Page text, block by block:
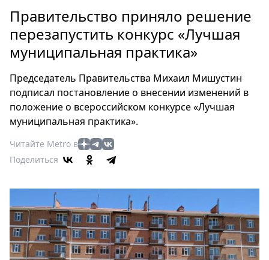
Россия
Мир
Здоровье
Туризм
Мода
Театр
Кино
Афиша
Книги
Выставки
Пресс-
релизы
О
Metro
Правительство приняло решение
перезапустить конкурс «Лучшая
муниципальная практика»
Председатель Правительства Михаил Мишустин
подписал постановление о внесении изменений в
положение о всероссийском конкурсе «Лучшая
муниципальная практика».
Читайте Metro в
Поделиться